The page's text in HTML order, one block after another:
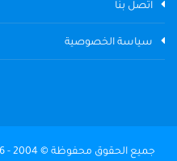
اتصل بنا
سياسة الخصوصية